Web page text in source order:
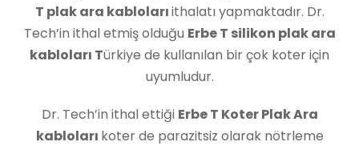
T plak ara kablolarıithalatı yapmaktadır. Dr.
Tech’in ithal etmiş olduğu Erbe T silikon plak ara
kabloları Türkiye de kullanılan bir çok koter için
uyumludur.
Dr. Tech’in ithal ettiği Erbe T Koter Plak Ara
kabloları koter de parazitsiz olarak nötrleme